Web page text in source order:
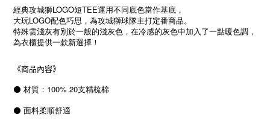
經典攻城獅LOGO短TEE運用不同底色當作基底，
大玩LOGO配色巧思，為攻城獅球隊主打定番商品。
特殊雲淺灰有別於一般的淺灰色，在冷感的灰色中加入了一點暖色調，
為衣櫃提供一款新選擇！
《商品內容》
⚫ 材質：100% 20支精梳棉
⚫ 面料柔順舒適